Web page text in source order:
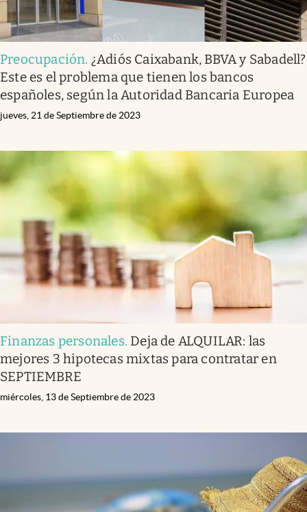
Preocupación. ¿Adiós Caixabank, BBVA y Sabadell?
Este es el problema que tienen los bancos
españoles, según la Autoridad Bancaria Europea
jueves, 21 de Septiembre de 2023
Finanzas personales. Deja de ALQUILAR: las
mejores 3 hipotecas mixtas para contratar en
SEPTIEMBRE
miércoles, 13 de Septiembre de 2023